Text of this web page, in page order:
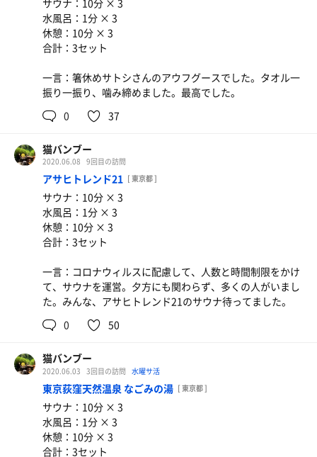
サウナ：10分 × 3
水風呂：1分 × 3
休憩：10分 × 3
合計：3セット
一言：箸休めサトシさんのアウフグースでした。タオル一
振り一振り、噛み締めました。最高でした。
0
37
猫バンブー
2020.06.08 9回目の訪問
アサヒトレンド21 [ 東京都 ]
サウナ：10分 × 3
水風呂：1分 × 3
休憩：10分 × 3
合計：3セット
一言：コロナウィルスに配慮して、人数と時間制限をかけ
て、サウナを運営。夕方にも関わらず、多くの人がいまし
た。みんな、アサヒトレンド21のサウナ待ってました。
0
50
猫バンブー
2020.06.03 3回目の訪問 水曜サ活
東京荻窪天然温泉 なごみの湯 [ 東京都 ]
サウナ：10分 × 3
水風呂：1分 × 3
休憩：10分 × 3
合計：3セット